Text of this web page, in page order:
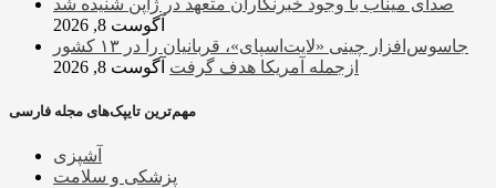
صدای میناب با وجود خبرنگاران متعهد در ژاپن شنیده شد
آگوست 8, 2026
جاسوس‌افزار چینی «لایت‌اسپای»، قربانیان را در ۱۳ کشور
ازجمله آمریکا هدف گرفت آگوست 8, 2026
مهم‌ترین تایپک‌های مجله فارسی
آشپزی
پزشکی و سلامت